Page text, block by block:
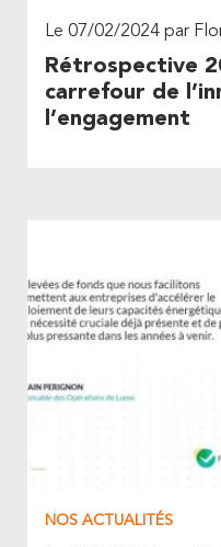
Le 07/02/2024 par
Rétrospective
carrefour de
l’engagement
NOS ACTUALITÉS